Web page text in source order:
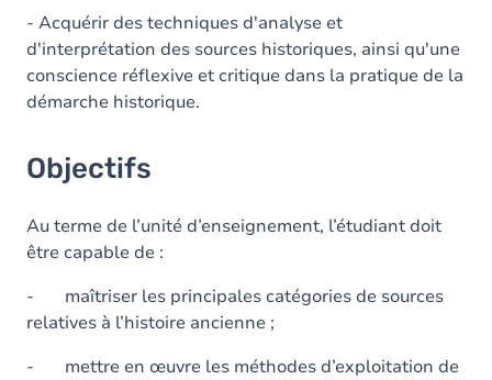
- Acquérir des techniques d'analyse et
d'interprétation des sources historiques, ainsi qu'une
conscience réflexive et critique dans la pratique de la
démarche historique.
Objectifs
Au terme de l’unité d’enseignement, l’étudiant doit
être capable de :
- maîtriser les principales catégories de sources
relatives à l’histoire ancienne ;
- mettre en œuvre les méthodes d’exploitation de